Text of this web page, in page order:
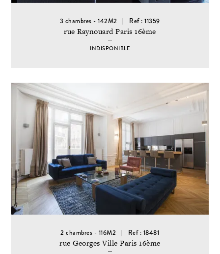
3 chambres - 142M2 Ref : 11359
rue Raynouard Paris 16ème
INDISPONIBLE
2 chambres - 116M2 Ref : 18481
rue Georges Ville Paris 16ème